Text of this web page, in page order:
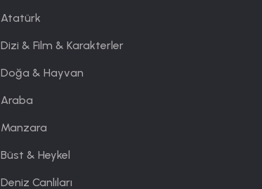
Atatürk
Dizi & Film & Karakterler
Doğa & Hayvan
Araba
Manzara
Büst & Heykel
Deniz Canlıları